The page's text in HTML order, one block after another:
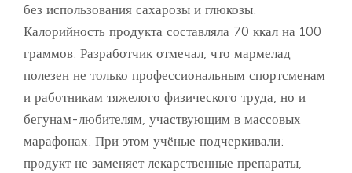
без использования сахарозы и глюкозы.
Калорийность продукта составляла 70 ккал на 100
граммов. Разработчик отмечал, что мармелад
полезен не только профессиональным спортсменам
и работникам тяжелого физического труда, но и
бегунам-любителям, участвующим в массовых
марафонах. При этом учёные подчеркивали:
продукт не заменяет лекарственные препараты,